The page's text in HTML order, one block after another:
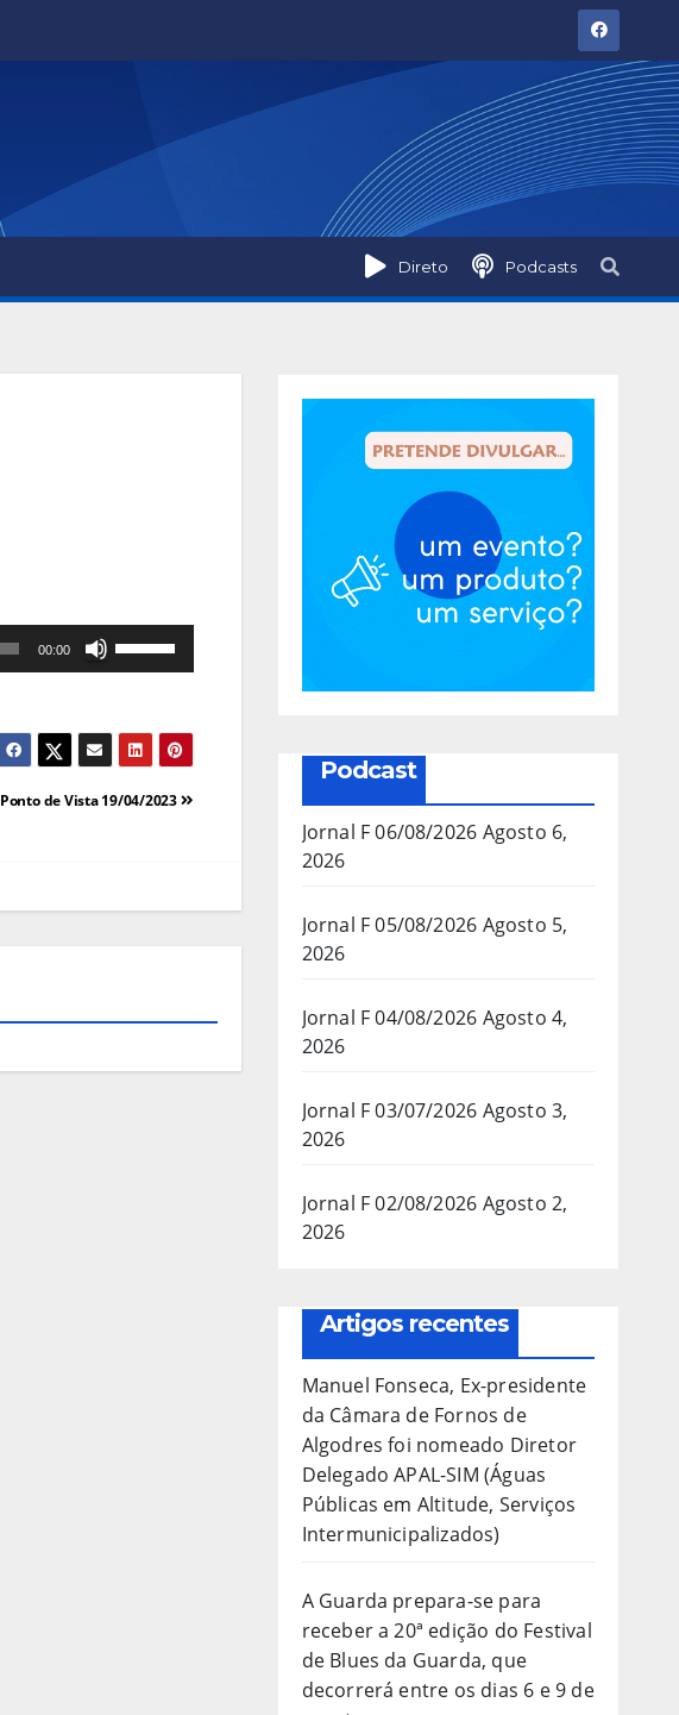
Direto Podcasts
00:00
Use
as
cima/baixo
Ponto de Vista 19/04/2023
Podcast
Jornal F 06/08/2026 Agosto 6,
2026
Jornal F 05/08/2026 Agosto 5,
2026
Jornal F 04/08/2026 Agosto 4,
2026
Jornal F 03/07/2026 Agosto 3,
2026
Jornal F 02/08/2026 Agosto 2,
2026
Artigos recentes
Manuel Fonseca, Ex-presidente
da Câmara de Fornos de
Algodres foi nomeado Diretor
Delegado APAL-SIM (Águas
Públicas em Altitude, Serviços
Intermunicipalizados)
A Guarda prepara-se para
receber a 20ª edição do Festival
de Blues da Guarda, que
decorrerá entre os dias 6 e 9 de